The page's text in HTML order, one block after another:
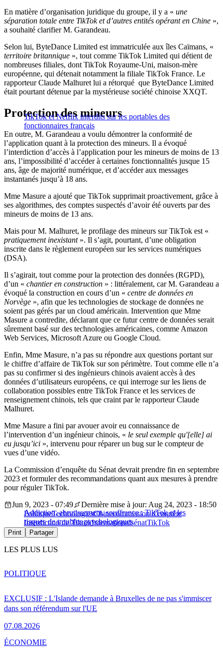
En matière d’organisation juridique du groupe, il y a « une
séparation totale entre TikTok et d’autres entités opérant en Chine »,
a souhaité clarifier M. Garandeau.
Selon lui, ByteDance Limited est immatriculée aux îles Caïmans, «
territoire britannique », tout comme TikTok Limited qui détient de
nombreuses filiales, dont TikTok Royaume-Uni, maison-mère
européenne, qui détenait notamment la filiale TikTok France. Le
rapporteur Claude Malhuret lui a rétorqué que ByteDance Limited
était pourtant détenue par la mystérieuse société chinoise XXQT.
TikTok et Netflix interdits sur les portables des
fonctionnaires français
Protection des mineurs
En outre, M. Garandeau a voulu démontrer la conformité de
l’application quant à la protection des mineurs. Il a évoqué
l’interdiction d’accès à l’application pour les mineurs de moins de 13
ans, l’impossibilité d’accéder à certaines fonctionnalités jusque 15
ans, âge de majorité numérique, et d’accéder aux messages
instantanés jusqu’à 18 ans.
Mme Masure a ajouté que TikTok supprimait proactivement, grâce à
ses algorithmes, des comptes suspectés d’avoir été ouverts par des
mineurs de moins de 13 ans.
Mais pour M. Malhuret, le profilage des mineurs sur TikTok est «
pratiquement inexistant». Il s’agit, pourtant, d’une obligation
inscrite dans le règlement européen sur les services numériques
(DSA).
Il s’agirait, tout comme pour la protection des données (RGPD),
d’un « chantier en construction » : littéralement, car M. Garandeau a
évoqué la construction en cours d’un « centre de données en
Norvège », afin que les technologies de stockage de données ne
soient pas gérés par un cloud américain. Intervention que Mme
Masure a contredite, déclarant que ce futur centre de données serait
sûrement basé sur des technologies américaines, comme Amazon
Web Services, Microsoft Azure ou Google Cloud.
Enfin, Mme Masure, n’a pas su répondre aux questions portant sur
le chiffre d’affaire de TikTok sur son périmètre. Tout comme elle n’a
pas su confirmer si des ingénieurs chinois avaient accès à des
données d’utilisateurs européens, ce qui interroge sur les liens de
collaboration possibles entre TikTok France et les services de
renseignement chinois, tels que craint par le rapporteur Claude
Malhuret.
Mme Masure a fini par avouer avoir eu connaissance de
l’intervention d’un ingénieur chinois, « le seul exemple qu'[elle] ai
eu jusqu’ici », intervenu pour réparer un bug sur le compteur de
vues d’une vidéo.
La Commission d’enquête du Sénat devrait prendre fin en septembre
2023 et formuler des recommandations quant aux mesures à prendre
pour réguler TikTok.
Addiction, abrutissement, souffrance : TikTok et les
risques de troubles psychologiques
Jun 9, 2023 - 07:49
Dernière mise à jour: Aug 24, 2023 - 18:50
PolitiqueTechnologiesChinecommission d'enquête
Interdiction de TiktokInternationalsénatTikTok
Print Partager
LES PLUS LUS
EXCLUSIF : L'Islande demande à Bruxelles de ne pas s'immiscer
dans son référendum sur l'UE
07.08.2026
POLITIQUE
ÉCONOMIE